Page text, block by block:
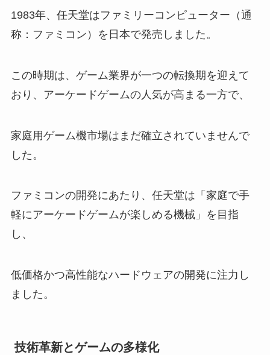
1983年、任天堂はファミリーコンピューター（通
称：ファミコン）を日本で発売しました。
この時期は、ゲーム業界が一つの転換期を迎えて
おり、アーケードゲームの人気が高まる一方で、
家庭用ゲーム機市場はまだ確立されていませんで
した。
ファミコンの開発にあたり、任天堂は「家庭で手
軽にアーケードゲームが楽しめる機械」を目指
し、
低価格かつ高性能なハードウェアの開発に注力し
ました。
技術革新とゲームの多様化